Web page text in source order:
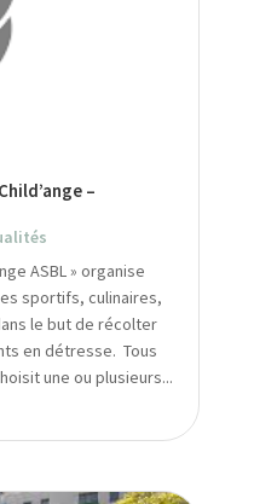
–
ASBL » organise
sportifs, culinaires,
le but de récolter
en détresse. Tous
une ou plusieurs...